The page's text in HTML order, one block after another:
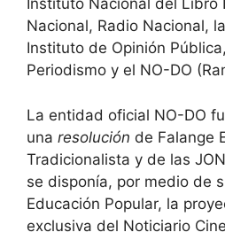
Instituto Nacional del Libro
Nacional, Radio Nacional,
Instituto de Opinión
Periodismo y el NO-DO
La entidad oficial NO-DO
una resolución de Falange
Tradicionalista y de las
se disponía, por medio de
Educación Popular, la
exclusiva del Noticiario